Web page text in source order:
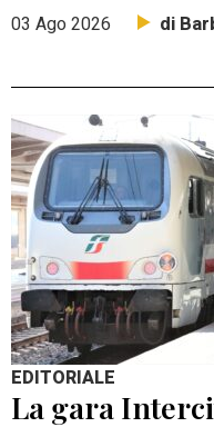
03 Ago 2026 di
EDITORIALE
La gara